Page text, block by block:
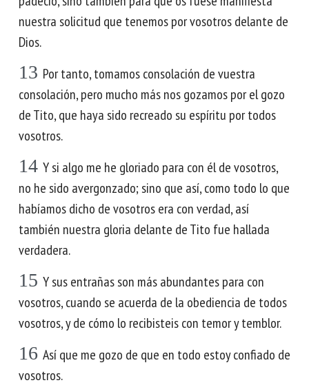
nuestra solicitud que tenemos por vosotros delante de
Dios.
13 Por tanto, tomamos consolación de vuestra
consolación, pero mucho más nos gozamos por el gozo
de Tito, que haya sido recreado su espíritu por todos
vosotros.
14 Y si algo me he gloriado para con él de vosotros,
no he sido avergonzado; sino que así, como todo lo que
habíamos dicho de vosotros era con verdad, así
también nuestra gloria delante de Tito fue hallada
verdadera.
15 Y sus entrañas son más abundantes para con
vosotros, cuando se acuerda de la obediencia de todos
vosotros, y de cómo lo recibisteis con temor y temblor.
16 Así que me gozo de que en todo estoy confiado de
vosotros.